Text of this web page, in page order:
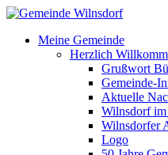
Meine Gemeinde
Herzlich
Grußwort
Gemeinde-
Aktuelle
Wilnsdorf
Wilnsdorfer
Logo